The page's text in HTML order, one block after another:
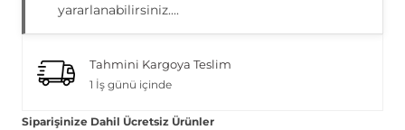
yararlanabilirsiniz....
Tahmini Kargoya Teslim
1 İş günü içinde
Siparişinize Dahil Ücretsiz Ürünler